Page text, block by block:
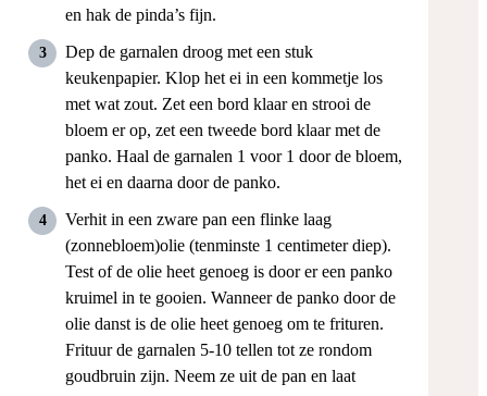
en hak de pinda’s fijn.
Dep de garnalen droog met een stuk
keukenpapier. Klop het ei in een kommetje los
met wat zout. Zet een bord klaar en strooi de
bloem er op, zet een tweede bord klaar met de
panko. Haal de garnalen 1 voor 1 door de bloem,
het ei en daarna door de panko.
Verhit in een zware pan een flinke laag
(zonnebloem)olie (tenminste 1 centimeter diep).
Test of de olie heet genoeg is door er een panko
kruimel in te gooien. Wanneer de panko door de
olie danst is de olie heet genoeg om te frituren.
Frituur de garnalen 5-10 tellen tot ze rondom
goudbruin zijn. Neem ze uit de pan en laat